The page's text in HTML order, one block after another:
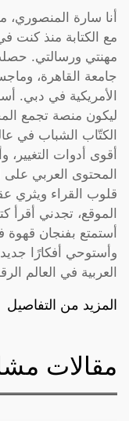
أنا سارة
مع الكتابة منذ
مهنتي ورسالتي.
جامعة القاهرة،
الأمريكية في
ليكون منصة تجمع
الكتّاب الشباب في
أقوى أدوات
المحتوى العربي
قلوب القراء ويثري
الموقع، تجدني أقرأ
أستمتع بفنجان
وأستوحي أفكارًا
العربية في العالم
المزيد من التفاصيل
مقالات